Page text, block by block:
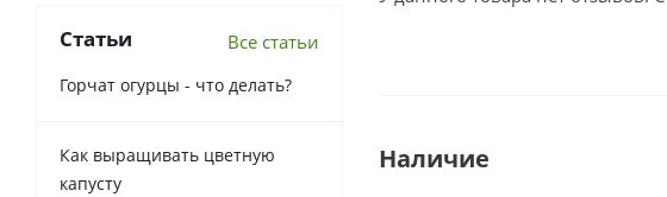
Наличие
Статьи Все статьи
Горчат огурцы - что делать?
Как выращивать цветную
капусту